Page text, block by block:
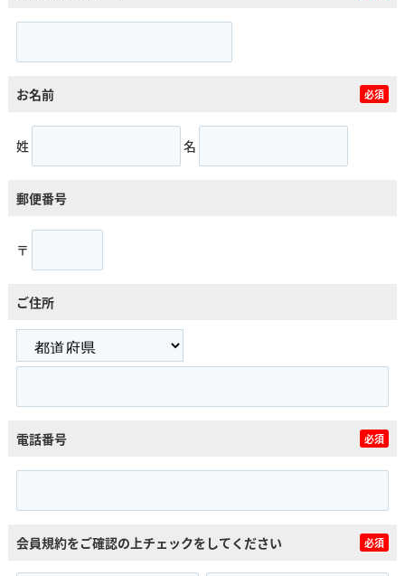
お名前 必須
姓 名
郵便番号
〒
ご住所
電話番号 必須
会員規約をご確認の上チェックをしてください 必須